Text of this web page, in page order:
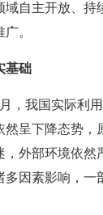
域自主开放、持
。
基础
，我国实际利
呈下降态势，
外部环境依然
多因素影响，一